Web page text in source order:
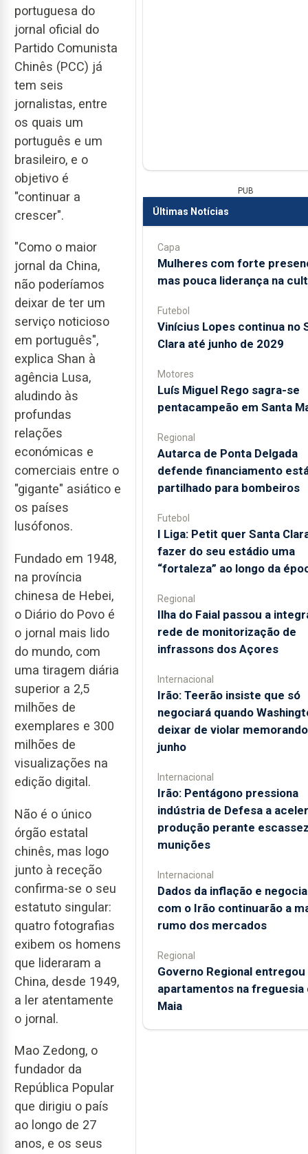
portuguesa do
jornal oficial do
Partido Comunista
Chinês (PCC) já
tem seis
jornalistas, entre
os quais um
português e um
brasileiro, e o
objetivo é
"continuar a
crescer".
"Como o maior
jornal da China,
não poderíamos
deixar de ter um
serviço noticioso
em português",
explica Shan à
agência Lusa,
aludindo às
profundas
relações
económicas e
comerciais entre o
"gigante" asiático e
os países
lusófonos.
Fundado em 1948,
na província
chinesa de Hebei,
o Diário do Povo é
o jornal mais lido
do mundo, com
uma tiragem diária
superior a 2,5
milhões de
exemplares e 300
milhões de
visualizações na
edição digital.
Não é o único
órgão estatal
chinês, mas logo
junto à receção
confirma-se o seu
estatuto singular:
quatro fotografias
exibem os homens
que lideraram a
China, desde 1949,
a ler atentamente
o jornal.
Mao Zedong, o
fundador da
República Popular
que dirigiu o país
ao longo de 27
anos, e os seus
PUB
Últimas Notícias
Capa
Mulheres com forte
mas pouca liderança na
Futebol
Vinícius Lopes continua no
Clara até junho de 2029
Motores
Luís Miguel Rego sagra-se
pentacampeão em Santa
Regional
Autarca de Ponta Delgada
defende financiamento
partilhado para bombeiros
Futebol
I Liga: Petit quer Santa
fazer do seu estádio uma
“fortaleza” ao longo da
Regional
Ilha do Faial passou a
rede de monitorização de
infrassons dos Açores
Internacional
Irão: Teerão insiste que só
negociará quando
deixar de violar
junho
Internacional
Irão: Pentágono pressiona
indústria de Defesa a
produção perante
munições
Internacional
Dados da inflação e
com o Irão continuarão a
rumo dos mercados
Regional
Governo Regional entregou
apartamentos na freguesia
Maia